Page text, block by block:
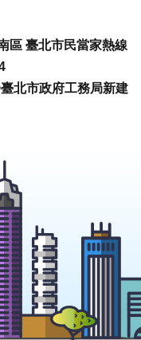
區 臺北市民當家熱線
北市政府工務局新建